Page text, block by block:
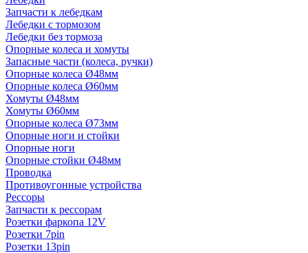
Запчасти к лебедкам
Лебедки с тормозом
Лебедки без тормоза
Опорные колеса и хомуты
Запасные части (колеса, ручки)
Опорные колеса Ø48мм
Опорные колеса Ø60мм
Хомуты Ø48мм
Хомуты Ø60мм
Опорные колеса Ø73мм
Опорные ноги и стойки
Опорные ноги
Опорные стойки Ø48мм
Проводка
Противоугонные устройства
Рессоры
Запчасти к рессорам
Розетки фаркопа 12V
Розетки 7pin
Розетки 13pin